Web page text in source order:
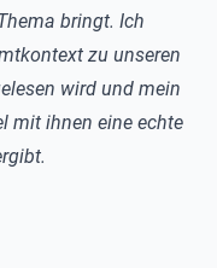
bringt. Ich
zu unseren
wird und mein
mit ihnen eine echte